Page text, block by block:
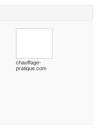
chauffage-
pratique.com